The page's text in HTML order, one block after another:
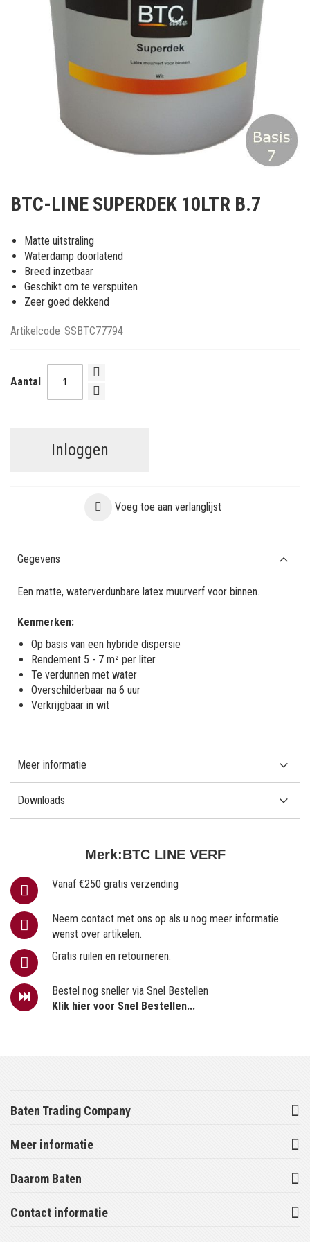
het
van
de
afbeeldingen-
gallerij
BTC-LINE SUPERDEK 10LTR B.7
Matte uitstraling
Waterdamp doorlatend
Breed inzetbaar
Geschikt om te verspuiten
Zeer goed dekkend
Artikelcode SSBTC77794
Aantal
Inloggen
Voeg toe aan verlanglijst
Merk:BTC LINE VERF
Vanaf €250 gratis verzending
Neem contact met ons op als u nog meer informatie
wenst over artikelen.
Gratis ruilen en retourneren.
Bestel nog sneller via Snel Bestellen
Klik hier voor Snel Bestellen...
Gegevens
Een matte, waterverdunbare latex muurverf voor binnen.
Kenmerken:
Op basis van een hybride dispersie
Rendement 5 - 7 m² per liter
Te verdunnen met water
Overschilderbaar na 6 uur
Verkrijgbaar in wit
Meer informatie
Downloads
Baten Trading Company
Meer informatie
Daarom Baten
Contact informatie